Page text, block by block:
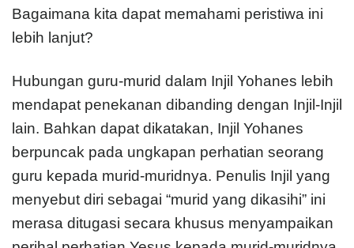
Bagaimana kita dapat memahami peristiwa ini
lebih lanjut?
Hubungan guru-murid dalam Injil Yohanes lebih
mendapat penekanan dibanding dengan Injil-Injil
lain. Bahkan dapat dikatakan, Injil Yohanes
berpuncak pada ungkapan perhatian seorang
guru kepada murid-muridnya. Penulis Injil yang
menyebut diri sebagai “murid yang dikasihi” ini
merasa ditugasi secara khusus menyampaikan